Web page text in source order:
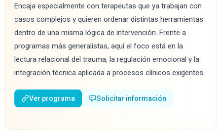
Encaja especialmente con terapeutas que ya trabajan con
casos complejos y quieren ordenar distintas herramientas
dentro de una misma lógica de intervención. Frente a
programas más generalistas, aquí el foco está en la
lectura relacional del trauma, la regulación emocional y la
integración técnica aplicada a procesos clínicos exigentes.
Ver programa Solicitar información